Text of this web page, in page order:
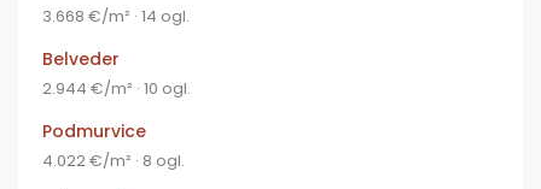
3.668 €/m² · 14 ogl.
Belveder
2.944 €/m² · 10 ogl.
Podmurvice
4.022 €/m² · 8 ogl.